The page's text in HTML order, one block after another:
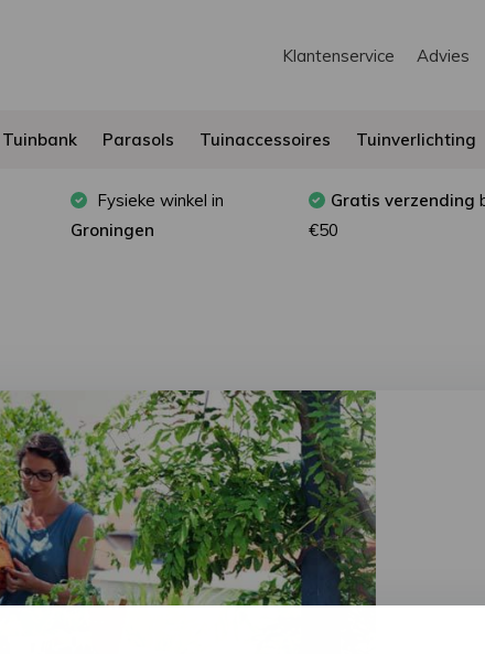
Klantenservice Advies
Tuinbank Parasols Tuinaccessoires Tuinverlichting
Fysieke winkel in
Groningen
Gratis verzending
€50